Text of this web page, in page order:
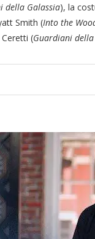
della Galassia), la
Smith (Into the
(Guardiani